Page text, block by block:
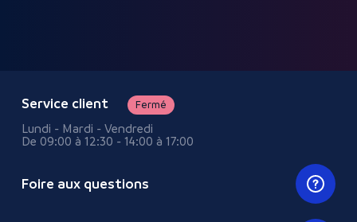
Service client Fermé
Lundi - Mardi - Vendredi
De 09:00 à 12:30 - 14:00 à 17:00
Foire aux questions